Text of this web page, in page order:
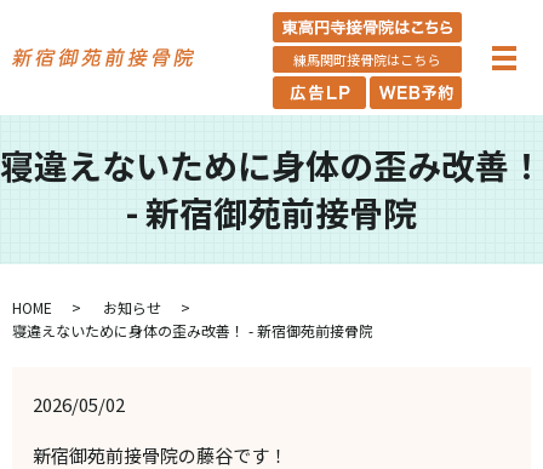
練馬関町接骨院はこちら
寝違えないために身体の歪み改善！
- 新宿御苑前接骨院
HOME
お知らせ
寝違えないために身体の歪み改善！ - 新宿御苑前接骨院
2026/05/02
新宿御苑前接骨院の藤谷です！